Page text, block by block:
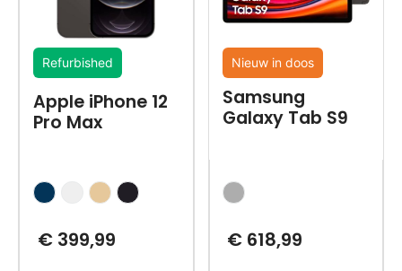
Refurbished
Apple iPhone 12
Pro Max
€399,99
Nieuw in doos
Samsung
Galaxy Tab S9
€ 618,99